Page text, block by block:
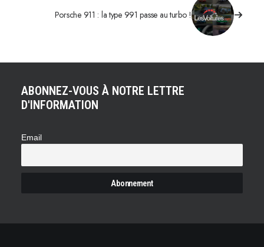
Porsche 911 : la type 991 passe au turbo !
ABONNEZ-VOUS À NOTRE LETTRE
D'INFORMATION
Email